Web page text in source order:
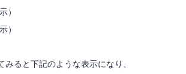
）
）
ると下記のような表示になり、